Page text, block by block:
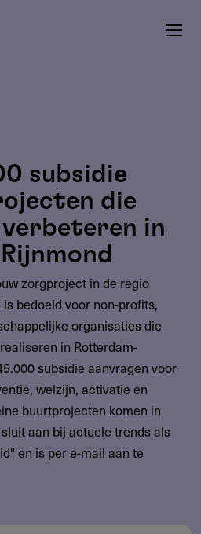
subsidie
die
in
zorgproject in de regio
bedoeld voor non-profits,
organisaties die
in Rotterdam-
subsidie aanvragen voor
welzijn, activatie en
buurtprojecten komen in
aan bij actuele trends als
en is per e-mail aan te